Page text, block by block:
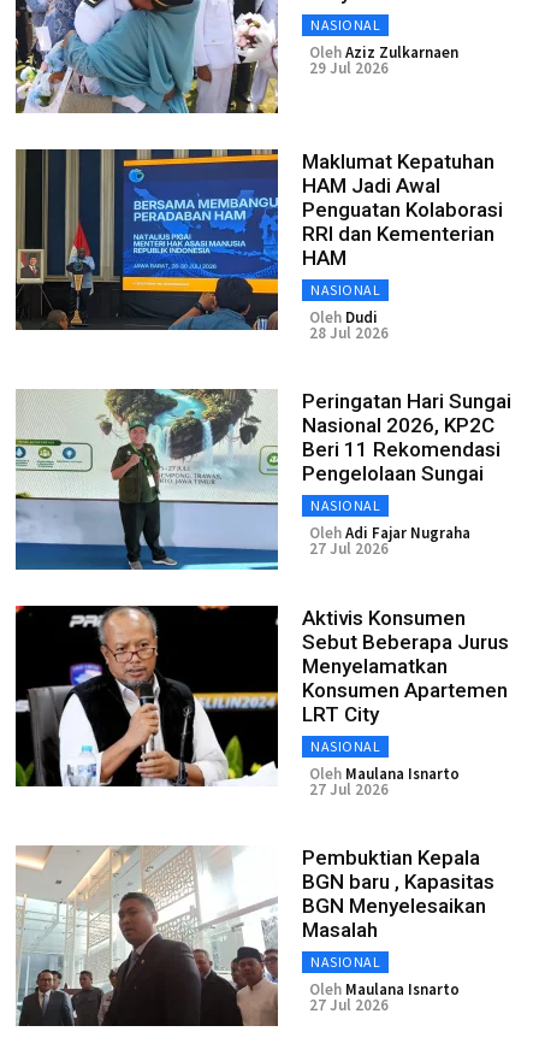
NASIONAL
OlehAziz Zulkarnaen
29 Jul 2026
Maklumat Kepatuhan
HAM Jadi Awal
Penguatan Kolaborasi
RRI dan Kementerian
HAM
NASIONAL
Oleh Dudi
28 Jul 2026
Peringatan Hari Sungai
Nasional 2026, KP2C
Beri 11 Rekomendasi
Pengelolaan Sungai
NASIONAL
OlehAdi Fajar Nugraha
27 Jul 2026
Aktivis Konsumen
Sebut Beberapa Jurus
Menyelamatkan
Konsumen Apartemen
LRT City
NASIONAL
Oleh Maulana Isnarto
27 Jul 2026
Pembuktian Kepala
BGN baru , Kapasitas
BGN Menyelesaikan
Masalah
NASIONAL
Oleh Maulana Isnarto
27 Jul 2026